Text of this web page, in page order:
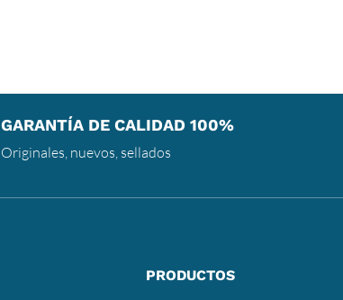
GARANTÍA DE CALIDAD 100%
Originales, nuevos, sellados
PRODUCTOS